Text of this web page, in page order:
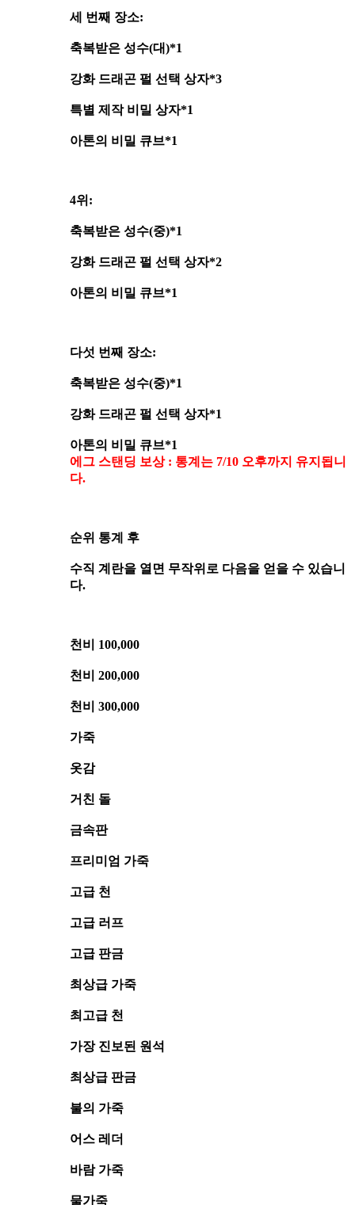
세 번째 장소:
축복받은 성수(대)*1
강화 드래곤 펄 선택 상자*3
특별 제작 비밀 상자*1
아톤의 비밀 큐브*1
4위:
축복받은 성수(중)*1
강화 드래곤 펄 선택 상자*2
아톤의 비밀 큐브*1
다섯 번째 장소:
축복받은 성수(중)*1
강화 드래곤 펄 선택 상자*1
아톤의 비밀 큐브*1
에그 스탠딩 보상 : 통계는 7/10 오후까지 유지됩니
다.
순위 통계 후
수직 계란을 열면 무작위로 다음을 얻을 수 있습니
다.
천비 100,000
천비 200,000
천비 300,000
가죽
옷감
거친 돌
금속판
프리미엄 가죽
고급 천
고급 러프
고급 판금
최상급 가죽
최고급 천
가장 진보된 원석
최상급 판금
불의 가죽
어스 레더
바람 가죽
물가죽